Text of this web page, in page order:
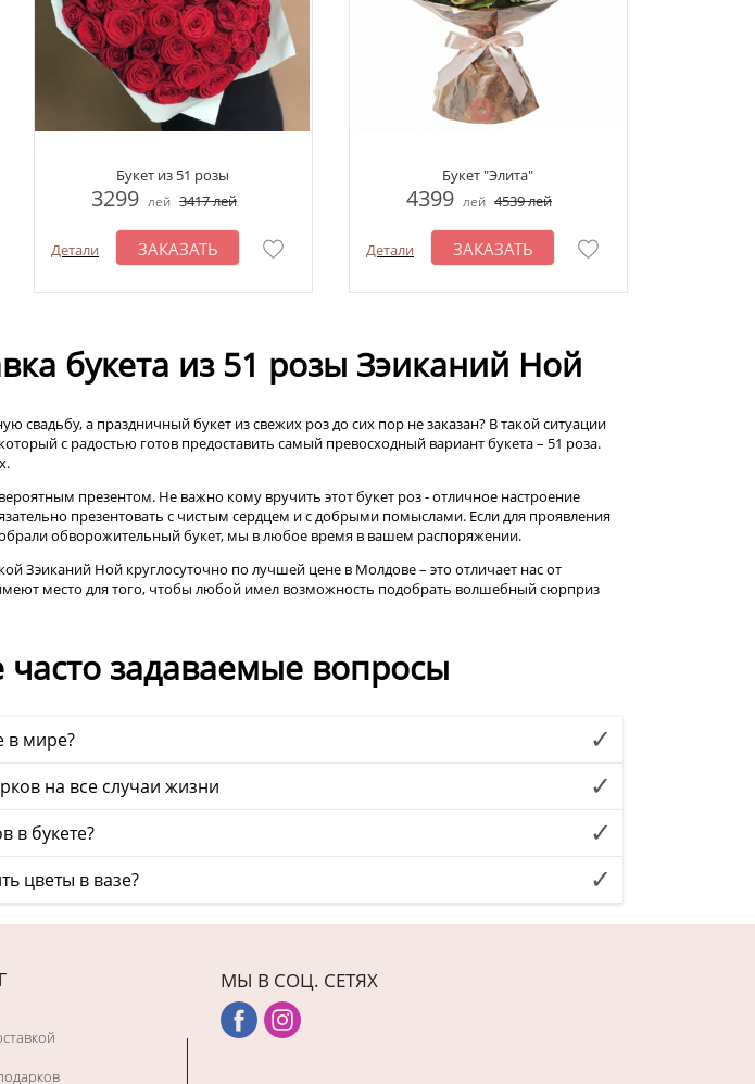
Букет из 51 розы
3299 лей 3417лей
Детали ЗАКАЗАТЬ
Букет "Элита"
4399 лей 4539лей
Детали ЗАКАЗАТЬ
букета из 51 розы Зэиканий Ной
свадьбу, а праздничный букет из свежих роз до сих пор не заказан? В такой ситуации
с радостью готов предоставить самый превосходный вариант букета – 51 роза.
презентом. Не важно кому вручить этот букет роз - отличное настроение
презентовать с чистым сердцем и с добрыми помыслами. Если для проявления
обворожительный букет, мы в любое время в вашем распоряжении.
Зэиканий Ной круглосуточно по лучшей цене в Молдове – это отличает нас от
место для того, чтобы любой имел возможность подобрать волшебный сюрприз
задаваемые вопросы
в мире?
на все случаи жизни
в букете?
цветы в вазе?
МЫ В СОЦ. СЕТЯХ